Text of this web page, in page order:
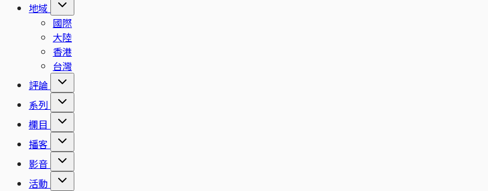
地域
國際
大陸
香港
台灣
評論
系列
欄目
播客
影音
活動